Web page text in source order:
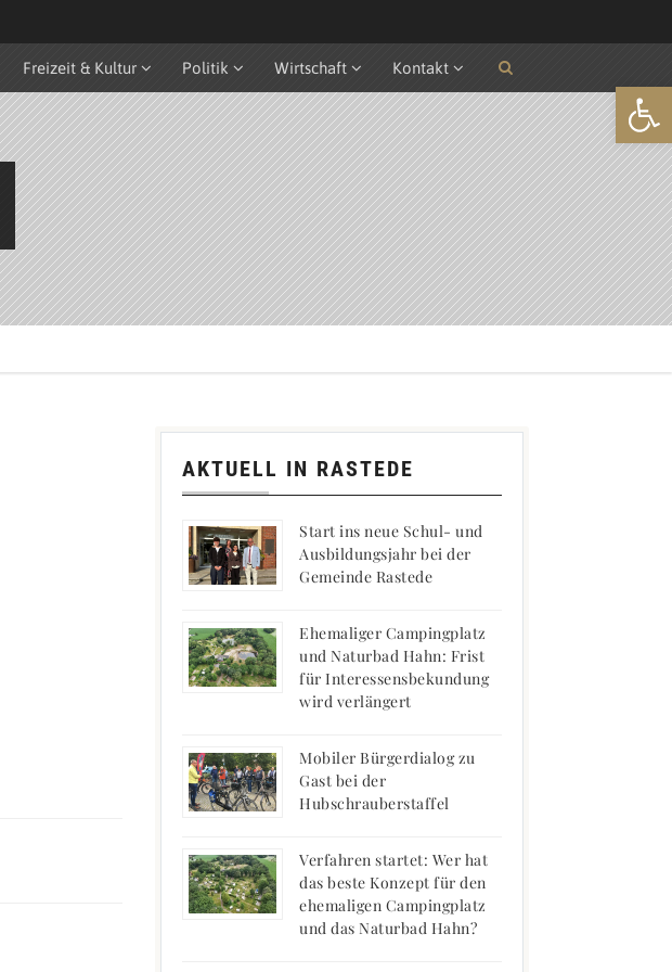
Freizeit & Kultur Politik Wirtschaft Kontakt
AKTUELL IN RASTEDE
Start ins neue Schul- und
Ausbildungsjahr bei der
Gemeinde Rastede
Ehemaliger Campingplatz
und Naturbad Hahn: Frist
für Interessensbekundung
wird verlängert
Mobiler Bürgerdialog zu
Gast bei der
Hubschrauberstaffel
Verfahren startet: Wer hat
das beste Konzept für den
ehemaligen Campingplatz
und das Naturbad Hahn?